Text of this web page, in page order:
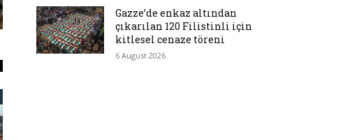
Gazze’de enkaz altından
çıkarılan 120 Filistinli için
kitlesel cenaze töreni
6 August 2026